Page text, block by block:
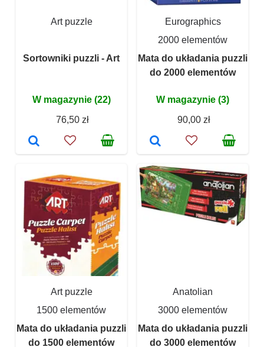
Art puzzle
Sortowniki puzzli - Art
W magazynie (22)
76,50 zł
Eurographics
2000 elementów
Mata do układania puzzli
do 2000 elementów
W magazynie (3)
90,00 zł
Art puzzle
1500 elementów
Mata do układania puzzli
do 1500 elementów
Anatolian
3000 elementów
Mata do układania puzzli
do 3000 elementów